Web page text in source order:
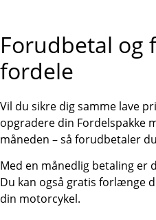
Forudbetal og
fordele
Vil du sikre dig samme lave
opgradere din Fordelspakke
måneden – så forudbetaler
Med en månedlig betaling er
Du kan også gratis forlænge
din motorcykel.